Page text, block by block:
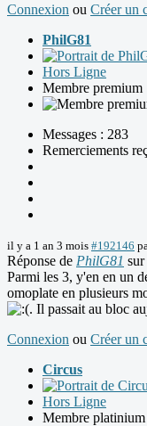
Connexion ou Créer un
PhilG81
Hors Ligne
Membre premium
Messages : 283
Remerciements
il y a 1 an 3 mois #192146
Réponse de PhilG81
Parmi les 3, y'en en un
omoplate en plusieurs
. Il passait au bloc
Connexion ou Créer un
Circus
Hors Ligne
Membre platinium